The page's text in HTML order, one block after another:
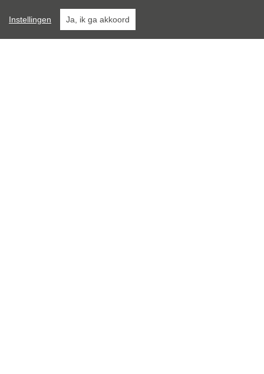
Bouwjaar:
Instellingen Ja, ik ga akkoord